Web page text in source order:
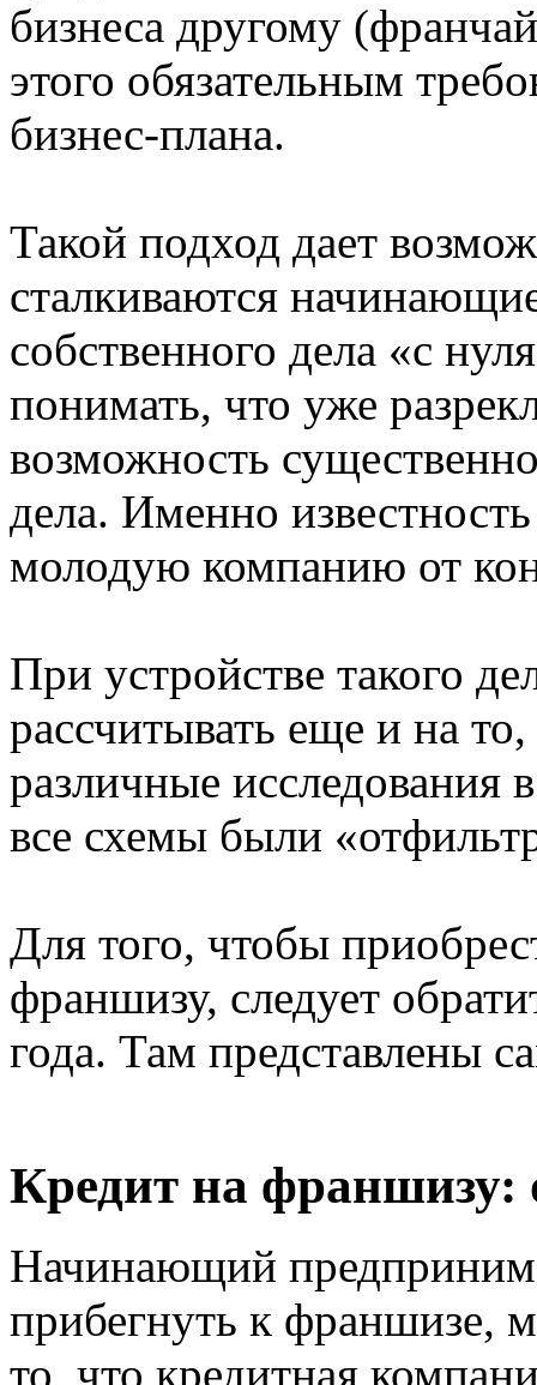
бизнеса другому
этого обязательным
бизнес-плана.
Такой подход дает
сталкиваются
собственного дела «с
понимать, что уже
возможность
дела. Именно
молодую компанию от
При устройстве такого
рассчитывать еще и на
различные исследования
все схемы были
Для того, чтобы
франшизу, следует
года. Там представлены
Кредит на франшизу:
Начинающий
прибегнуть к франшизе,
то, что кредитная